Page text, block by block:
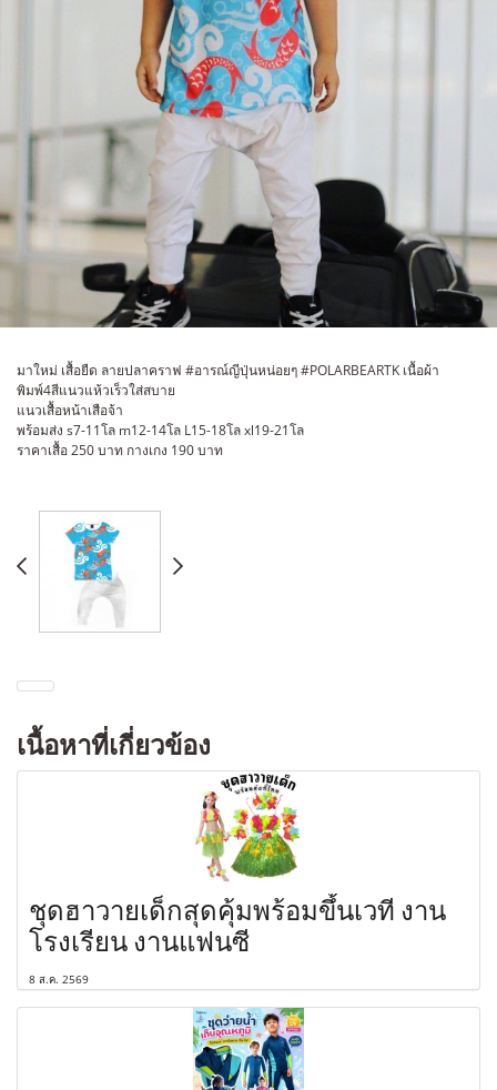
มาใหม่ เสื้อยืด ลายปลาคราฟ #อารณ์ญีปุ่นหน่อยๆ #POLARBEARTK เนื้อผ้า
พิมพ์4สีแนวแห้วเร็วใส่สบาย
แนวเสื้อหน้าเสือจ้า
พร้อมส่ง s7-11โล m12-14โล L15-18โล xl19-21โล
ราคาเสื้อ 250 บาท กางเกง 190 บาท
เนื้อหาที่เกี่ยวข้อง
ชุดฮาวายเด็กสุดคุ้มพร้อมขึ้นเวที งาน
โรงเรียน งานแฟนซี
8 ส.ค. 2569